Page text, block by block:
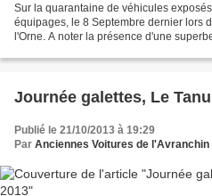
Sur la quarantaine de véhicules
équipages, le 8 Septembre dernier lors
l'Orne. A noter la présence d'une
Journée galettes, Le
Publié le 21/10/2013 à 19:29
Par Anciennes Voitures de l'Avranchin